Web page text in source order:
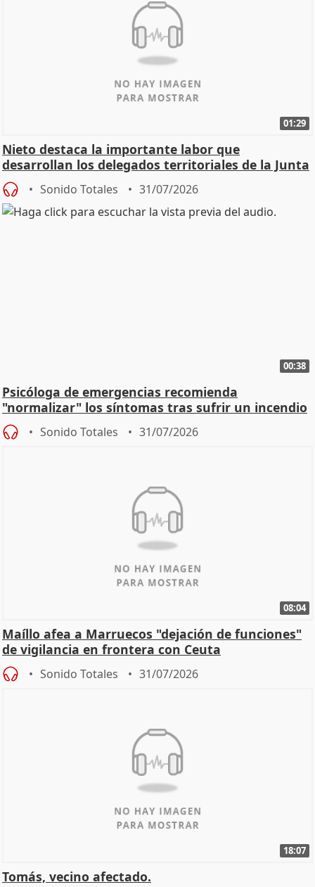
01:29
Nieto destaca la importante labor que
desarrollan los delegados territoriales de la Junta
Sonido Totales 31/07/2026
00:38
Psicóloga de emergencias recomienda
"normalizar" los síntomas tras sufrir un incendio
Sonido Totales 31/07/2026
08:04
Maíllo afea a Marruecos "dejación de funciones"
de vigilancia en frontera con Ceuta
Sonido Totales 31/07/2026
18:07
Tomás, vecino afectado.